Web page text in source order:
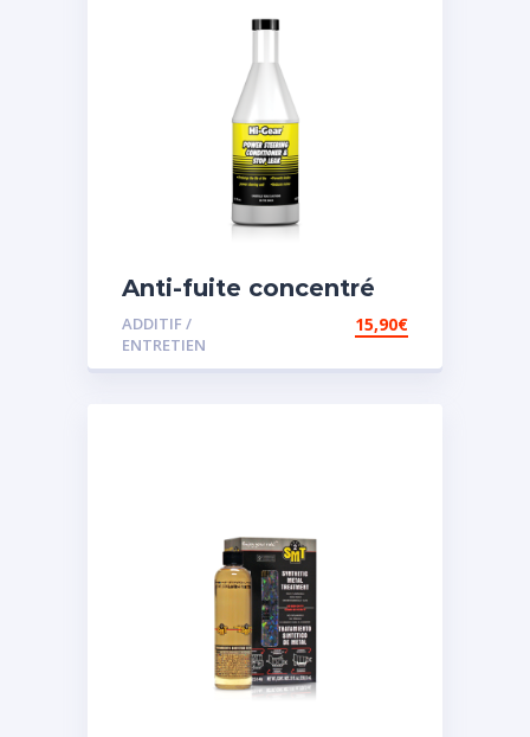
Anti-fuite concentré
pour direction
assistée
ADDITIF /
ENTRETIEN
15,90€